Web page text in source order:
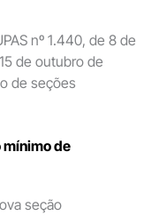
nº 1.440, de 8 de
de outubro de
de seções
de
seção